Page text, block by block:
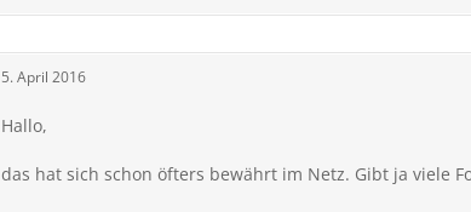
5. April 2016
Hallo,
das hat sich schon öfters bewährt im Netz. Gibt ja viele